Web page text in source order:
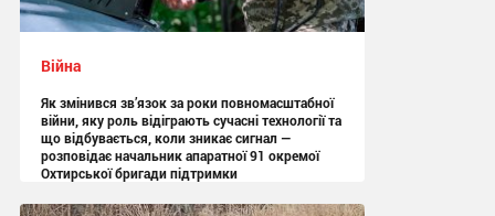
Війна
Як змінився зв’язок за роки повномасштабної
війни, яку роль відіграють сучасні технології та
що відбувається, коли зникає сигнал —
розповідає начальник апаратної 91 окремої
Охтирської бригади підтримки